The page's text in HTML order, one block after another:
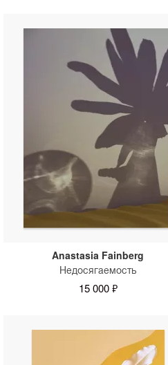
Anastasia Fainberg
Недосягаемость
15 000 ₽